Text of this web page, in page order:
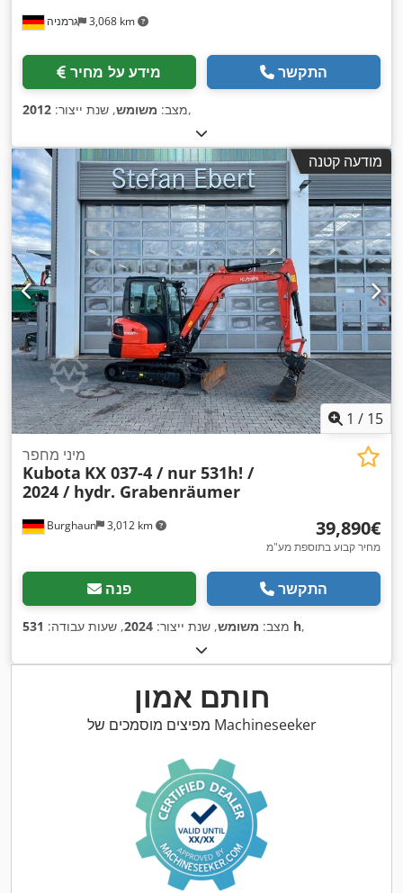
גרמניה 3,068 km
מידע על מחיר התקשר
מצב: משומש, שנת ייצור: 2012 ,
מודעה קטנה
1 / 15
Burghaun 3,012 km
מיני מחפר
Kubota KX 037-4 / nur 531h! /
2024 / hydr. Grabenräumer
‏39,890 ‏€
מחיר קבוע בתוספת מע"מ
פנה התקשר
מצב: משומש, שנת ייצור: 2024, שעות עבודה: 531 h,
חותם אמון
מפיצים מוסמכים של Machineseeker